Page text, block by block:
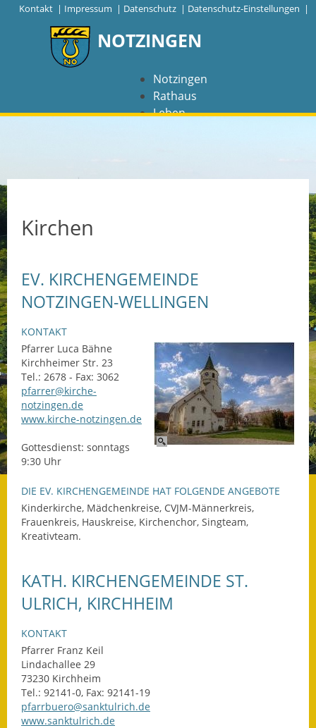
Kontakt | Impressum | Datenschutz | Datenschutz-Einstellungen |
NOTZINGEN
Notzingen
Rathaus
Leben
NAVIGATION
Barrierefreiheit
Coronavirus
Datenschutz
Datenschutz im
Steueramt
Gebärdensprache
Geschichte und
Was die Alten noch
wussten!
Lärmaktionsplan
Mitteilungsblatt
Kirchen
EV. KIRCHENGEMEINDE
NOTZINGEN-WELLINGEN
KONTAKT
Pfarrer Luca Bähne
Kirchheimer Str. 23
Tel.: 2678 - Fax: 3062
pfarrer@kirche-
notzingen.de
www.kirche-notzingen.de
Gottesdienst: sonntags
9:30 Uhr
DIE EV. KIRCHENGEMEINDE HAT FOLGENDE ANGEBOTE
Kinderkirche, Mädchenkreise, CVJM-Männerkreis,
Frauenkreis, Hauskreise, Kirchenchor, Singteam,
Kreativteam.
KATH. KIRCHENGEMEINDE ST.
ULRICH, KIRCHHEIM
KONTAKT
Pfarrer Franz Keil
Lindachallee 29
73230 Kirchheim
Tel.: 92141-0, Fax: 92141-19
pfarrbuero@sanktulrich.de
www.sanktulrich.de